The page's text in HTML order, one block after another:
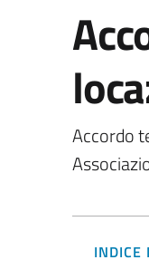
Accordo
INDICE